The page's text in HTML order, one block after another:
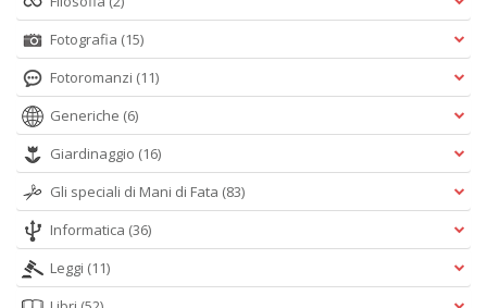
Fotografia (15)
Fotoromanzi (11)
Generiche (6)
Giardinaggio (16)
Gli speciali di Mani di Fata (83)
Informatica (36)
Leggi (11)